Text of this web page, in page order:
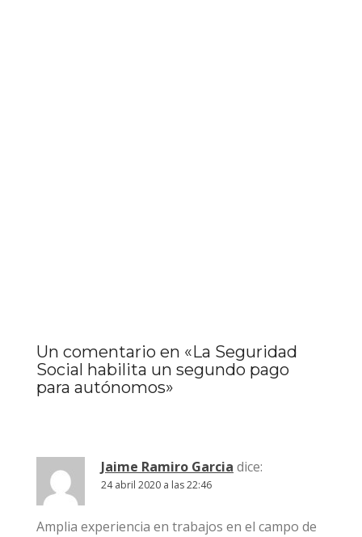
Un comentario en «La Seguridad
Social habilita un segundo pago
para autónomos»
Jaime Ramiro Garcia dice:
24 abril 2020 a las 22:46
Amplia experiencia en trabajos en el campo de